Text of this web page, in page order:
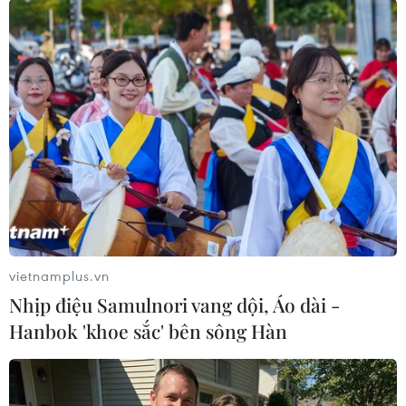
Tiến "Bịp" hầu tòa trong vụ
án tổ chức sử dụng trái
phép chất ma túy
07/08/2026 04:40
Cần xử lý dứt điểm việc tập
kết gỗ ở hành lang an toàn
giao thông Quốc lộ 22B
07/08/2026 04:31
Phó Thủ tướng Phạm Thị
Thanh Trà dự lễ khởi công
Gieo mầm tình yêu biển,
đảo nơi miền châu thổ
vietnamplus.vn
Nhịp điệu Samulnori vang dội, Áo dài -
Hanbok 'khoe sắc' bên sông Hàn